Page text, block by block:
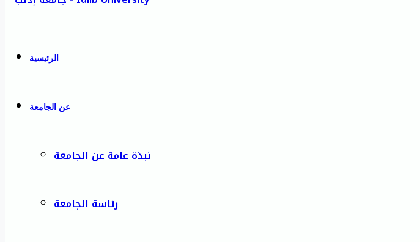
الرئيسية
عن الجامعة
نبذة عامة عن الجامعة
رئاسة الجامعة